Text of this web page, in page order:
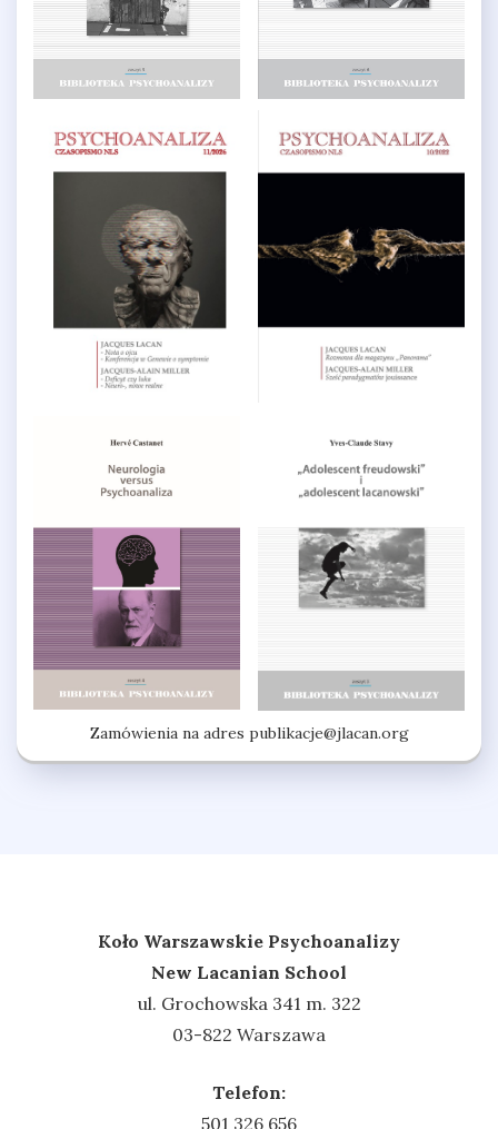
Zamówienia na adres publikacje@jlacan.org
Koło Warszawskie Psychoanalizy
New Lacanian School
ul. Grochowska 341 m. 322
03-822 Warszawa
Telefon:
501 326 656‬